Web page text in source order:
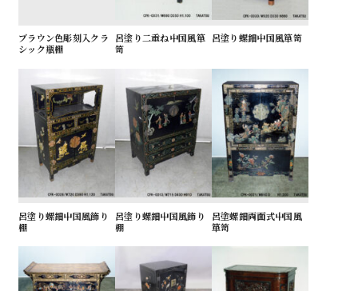
ブラウン色彫刻入クラ
シック瓶棚
呂塗り二重ね中国風箪
笥
呂塗り螺鈿中国風箪笥
呂塗り螺鈿中国風飾り
棚
呂塗り螺鈿中国風飾り
棚
呂塗螺鈿両面式中国風
箪笥